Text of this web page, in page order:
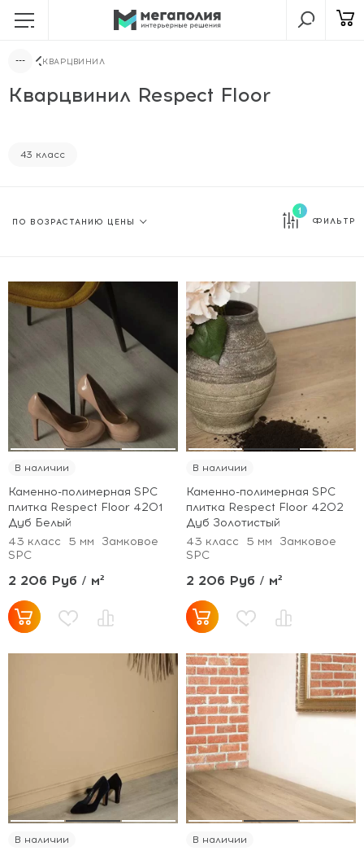
КВАРЦВИНИЛ
Кварцвинил Respect Floor
43 класс
1
ФИЛЬТР
В наличии
Каменно-полимерная SPC
плитка Respect Floor 4201
Дуб Белый
43 класс
5 мм
Замковое
SPC
2 206 Руб / м²
В наличии
Каменно-полимерная SPC
плитка Respect Floor 4202
Дуб Золотистый
43 класс
5 мм
Замковое
SPC
2 206 Руб / м²
В наличии В наличии